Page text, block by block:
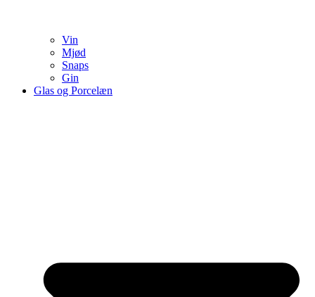
Vin
Mjød
Snaps
Gin
Glas og Porcelæn